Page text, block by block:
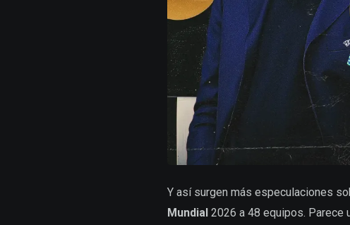
Y así surgen más especulaciones
Mundial 2026 a 48 equipos. Parece